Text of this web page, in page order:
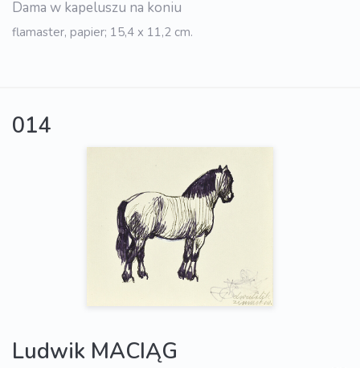
Dama w kapeluszu na koniu
flamaster, papier; 15,4 x 11,2 cm.
014
Ludwik MACIĄG